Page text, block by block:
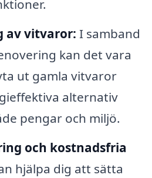
av vitvaror: I samband
kan det vara
ut gamla vitvaror
alternativ
pengar och miljö.
och kostnadsfria
hjälpa dig att sätta